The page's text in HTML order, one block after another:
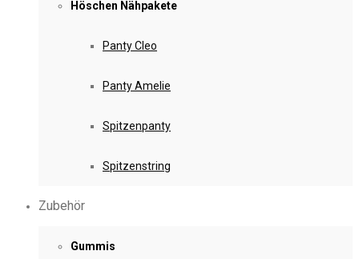
Höschen Nähpakete
Panty Cleo
Panty Amelie
Spitzenpanty
Spitzenstring
Zubehör
Gummis